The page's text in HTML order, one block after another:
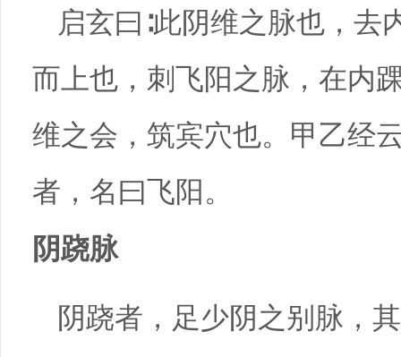
启玄曰∶此阴维之脉也，
而上也，刺飞阳之脉，在内
维之会，筑宾穴也。甲乙经
者，名曰飞阳。
阴跷脉
阴跷者，足少阴之别脉，